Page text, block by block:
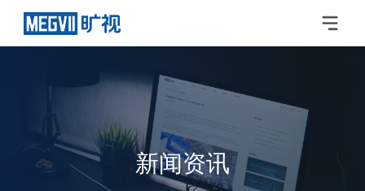
新闻资讯